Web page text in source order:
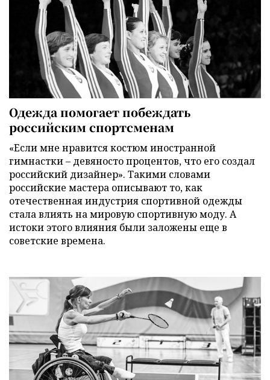
Одежда помогает побеждать
российским спортсменам
«Если мне нравится костюм иностранной
гимнастки – девяносто процентов, что его создал
российский дизайнер». Такими словами
российские мастера описывают то, как
отечественная индустрия спортивной одежды
стала влиять на мировую спортивную моду. А
истоки этого влияния были заложены еще в
советские времена.